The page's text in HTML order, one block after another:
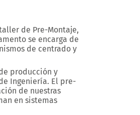
de Pre-Montaje,
se encarga de
de centrado y
producción y
Ingeniería. El pre-
de nuestras
en sistemas